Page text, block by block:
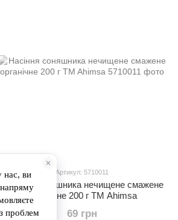
Артикул: 5710011
Насіння соняшника нечищене смажене
органічне 200 г TM Ahimsa
69 грн